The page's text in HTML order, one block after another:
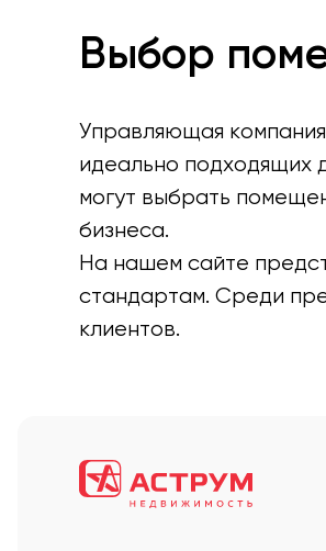
Выбор
Управляющая
идеально подходящих
могут выбрать
бизнеса.
На нашем сайте
стандартам. Среди
клиентов.